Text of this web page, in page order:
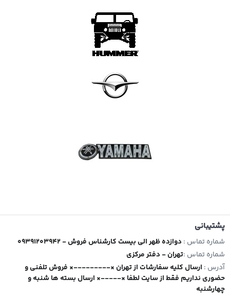
پشتیبانی
شماره تماس : 09391203942 - دوازده ظهر الی بیست کارشناس فروش
شماره تماس :تهران - دفتر مرکزی
آدرس : ارسال کلیه سفارشات از تهران ×---------× فروش تلفنی و
حضوری نداریم فقط از سایت لطفا ×-----× ارسال بسته ها شنبه و
چهارشنبه